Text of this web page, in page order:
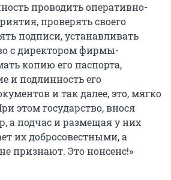
проводить оперативно-
проверять своего
подписи, устанавливать
с директором фирмы-
копию его паспорта,
и подлинность его
и так далее, это, мягко
этом государство, внося
а подчас и размещая у них
их добросовестными, а
признают. Это нонсенс!»